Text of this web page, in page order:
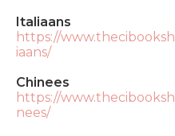
Italiaans
https://
iaans/
Chinees
https://
nees/